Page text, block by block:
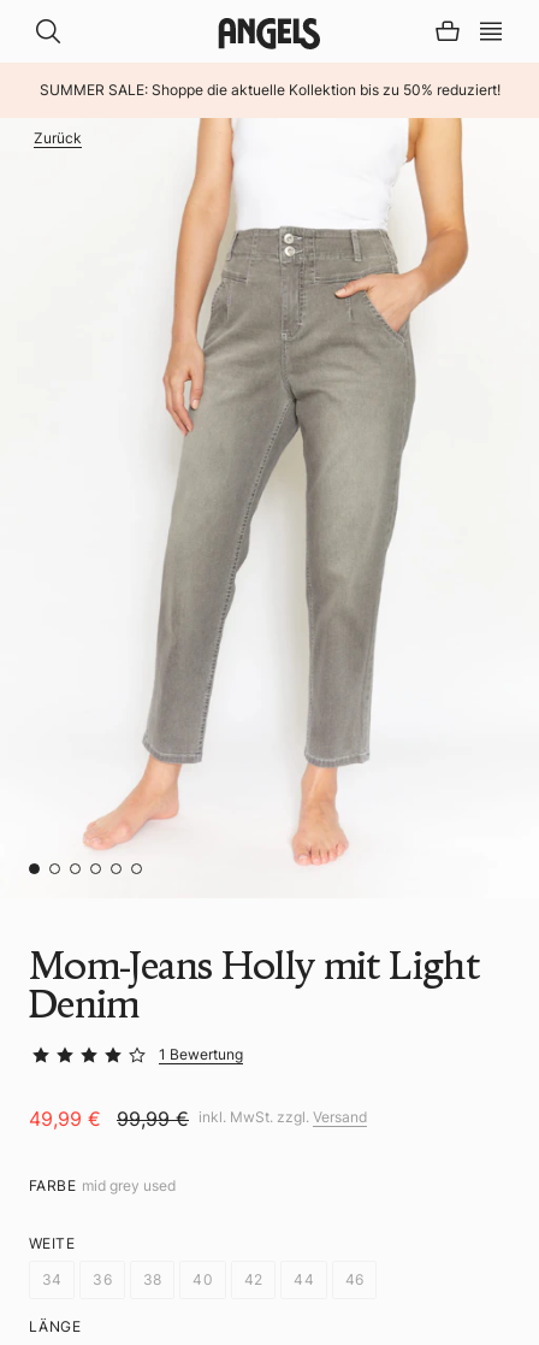
SUMMER SALE: Shoppe die aktuelle Kollektion bis zu 50% reduziert!
Zurück
Mom-Jeans Holly mit Light
Denim
1 Bewertung
49,99 € 99,99 € inkl. MwSt. zzgl. Versand
FARBE mid grey used
WEITE
34
36 38 40 42 44 46
LÄNGE